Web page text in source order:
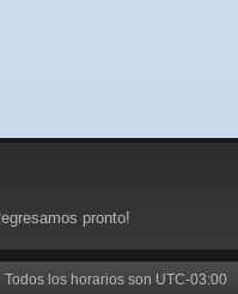
pronto!
Todos los horarios son UTC-03:00